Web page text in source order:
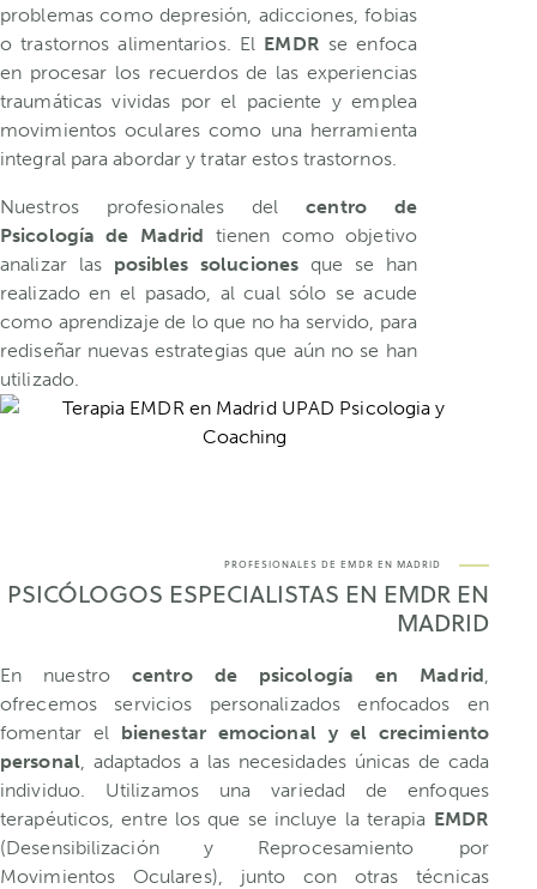
problemas como depresión, adicciones, fobias
o trastornos alimentarios. El EMDR se enfoca
en procesar los recuerdos de las experiencias
traumáticas vividas por el paciente y emplea
movimientos oculares como una herramienta
integral para abordar y tratar estos trastornos.
Nuestros profesionales delcentro de
Psicología de Madrid tienen como objetivo
analizar las posibles soluciones que se han
realizado en el pasado, al cual sólo se acude
como aprendizaje de lo que no ha servido, para
rediseñar nuevas estrategias que aún no se han
utilizado.
PROFESIONALES DE EMDR EN MADRID
PSICÓLOGOS ESPECIALISTAS EN EMDR EN
MADRID
En nuestrocentro de psicología en Madrid
ofrecemos servicios personalizados enfocados en
fomentar el bienestar emocional y el crecimiento
personal, adaptados a las necesidades únicas de cada
individuo. Utilizamos una variedad de enfoques
terapéuticos, entre los que se incluye la terapia EMDR
(Desensibilización y Reprocesamiento por
Movimientos Oculares), junto con otras técnicas